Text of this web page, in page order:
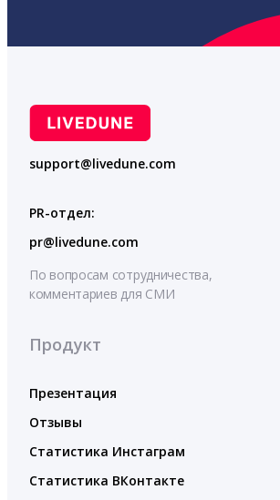
support@livedune.com
PR-отдел:
pr@livedune.com
По вопросам сотрудничества,
комментариев для СМИ
Продукт
Презентация
Отзывы
Статистика Инстаграм
Статистика ВКонтакте